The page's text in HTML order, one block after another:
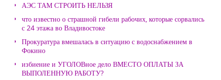
АЭС ТАМ СТРОИТЬ НЕЛЬЗЯ
что известно о страшной гибели рабочих, которые сорвались
с 24 этажа во Владивостоке
Прокуратура вмешалась в ситуацию с водоснабжением в
Фокино
избиение и УГОЛОВное дело ВМЕСТО ОПЛАТЫ ЗА
ВЫПОЛЕННУЮ РАБОТУ?